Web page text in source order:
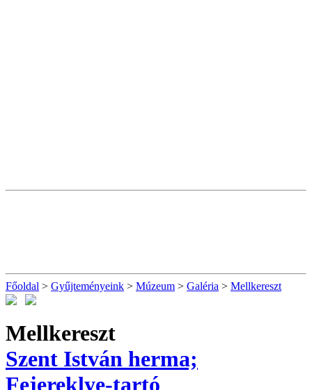
Főoldal > Gyűjteményeink > Múzeum > Galéria > Mellkereszt
Mellkereszt
Szent István herma;
Fejereklye-tartó